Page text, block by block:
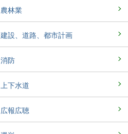
農林業
建設、道路、都市計画
消防
上下水道
広報広聴